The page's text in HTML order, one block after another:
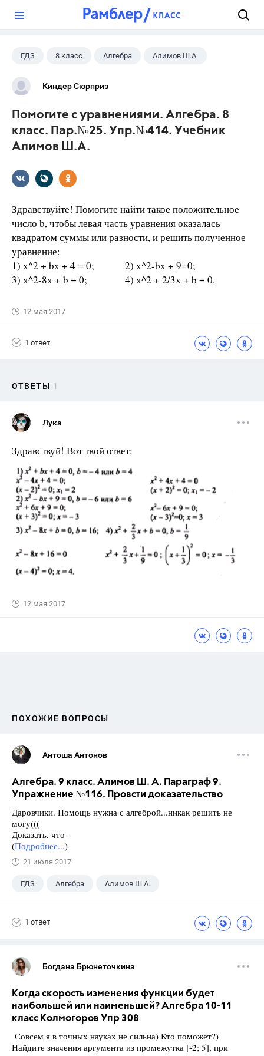
ГДЗ 8 класс Алгебра Алимов Ш.А.
Киндер Сюрприз
Помогите с уравнениями. Алгебра. 8
класс. Пар.№25. Упр.№414. Учебник
Алимов Ш.А.
Здравствуйте! Помогите найти такое положительное
число b, чтобы левая часть уравнения оказалась
квадратом суммы или разности, и решить полученное
уравнение:
1) х^2 + bх + 4 = 0; 2) х^2-bх + 9=0;
3) х^2-8х + b = 0; 4) х^2 + 2/3х + b = 0.
12 мая 2017
1 ответ
ОТВЕТЫ 1
Лука
Здравствуй! Вот твой ответ:
12 мая 2017
ПОХОЖИЕ ВОПРОСЫ
Антоша Антонов
Алгебра. 9 класс. Алимов Ш. А. Параграф 9.
Упражнение №116. Провсти доказательство
Даровчики. Помощь нужна с алгеброй...никак решить не
могу(((
Доказать, что -
(Подробнее...)
21 июля 2017
ГДЗ Алгебра Алимов Ш.А.
1 ответ
Богдана Брюнеточкина
Когда скорость изменения функции будет
наибольшей или наименьшей? Алгебра 10-11
класс Колмогоров Упр 308
Совсем я в точных науках не сильна) Кто поможет?)
Найдите значения аргумента из промежутка [-2; 5], при